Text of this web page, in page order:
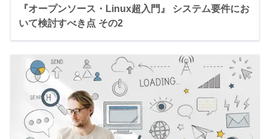
『オープンソース・Linux超入門』 システム要件にお
いて検討すべき点 その2